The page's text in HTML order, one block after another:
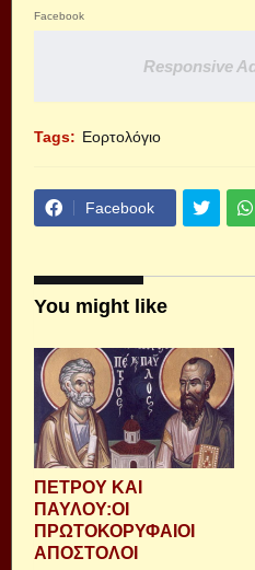
Facebook
Responsive
Tags: Εορτολόγιο
Facebook
You might like
ΠΕΤΡΟΥ ΚΑΙ
ΠΑΥΛΟΥ:ΟΙ
ΠΡΩΤΟΚΟΡΥΦΑΙΟΙ
ΑΠΟΣΤΟΛΟΙ